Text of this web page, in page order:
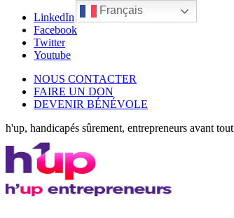
LinkedIn
Facebook
Twitter
Youtube
NOUS CONTACTER
FAIRE UN DON
DEVENIR BÉNÉVOLE
h'up, handicapés sûrement, entrepreneurs avant tout
Français